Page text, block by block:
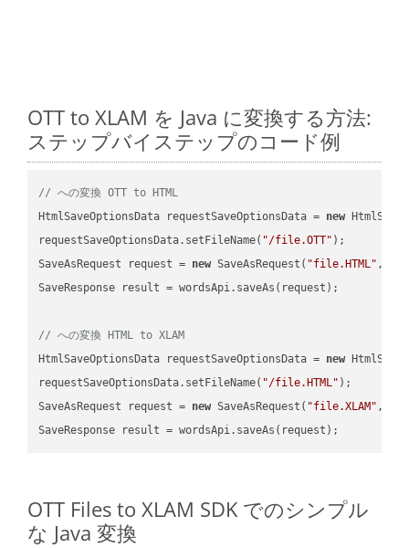
OTT to XLAM を Java に変換する方法:
ステップバイステップのコード例
// への変換 OTT to HTML
HtmlSaveOptionsData requestSaveOptionsData = new
requestSaveOptionsData.setFileName( "/file.OTT" );
SaveAsRequest request = new SaveAsRequest( "file.HTML"
SaveResponse result = wordsApi.saveAs(request);
// への変換 HTML to XLAM
HtmlSaveOptionsData requestSaveOptionsData = new
requestSaveOptionsData.setFileName( "/file.HTML" );
SaveAsRequest request = new SaveAsRequest( "file.XLAM"
OTT Files to XLAM SDK でのシンプル
な Java 変換